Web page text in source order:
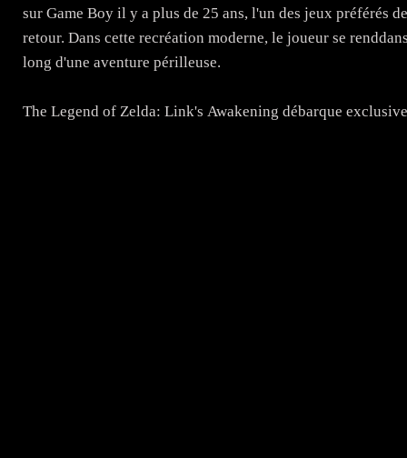
sur Game Boy il y a plus de 25 ans, l'un des jeux préférés
retour. Dans cette recréation moderne, le joueur se
long d'une aventure périlleuse.
The Legend of Zelda: Link's Awakening débarque